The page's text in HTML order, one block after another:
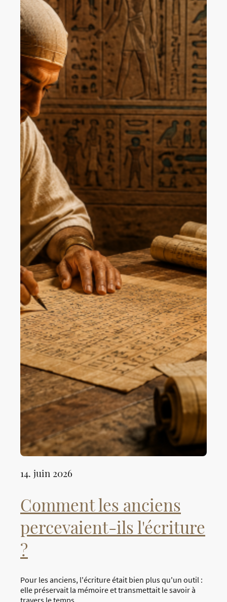
14. juin 2026
Comment les anciens
percevaient-ils l'écriture
?
Pour les anciens, l'écriture était bien plus qu'un outil :
elle préservait la mémoire et transmettait le savoir à
travers le temps.